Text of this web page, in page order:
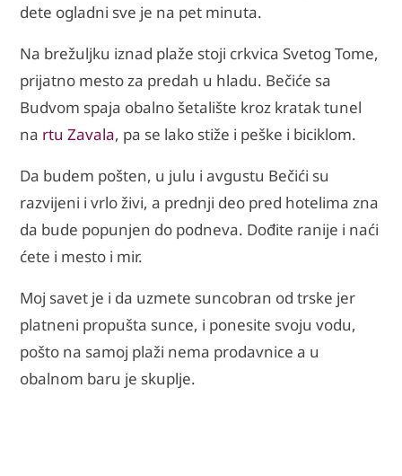
dete ogladni sve je na pet minuta.
Na brežuljku iznad plaže stoji crkvica Svetog Tome,
prijatno mesto za predah u hladu. Bečiće sa
Budvom spaja obalno šetalište kroz kratak tunel
na rtu Zavala, pa se lako stiže i peške i biciklom.
Da budem pošten, u julu i avgustu Bečići su
razvijeni i vrlo živi, a prednji deo pred hotelima zna
da bude popunjen do podneva. Dođite ranije i naći
ćete i mesto i mir.
Moj savet je i da uzmete suncobran od trske jer
platneni propušta sunce, i ponesite svoju vodu,
pošto na samoj plaži nema prodavnice a u
obalnom baru je skuplje.